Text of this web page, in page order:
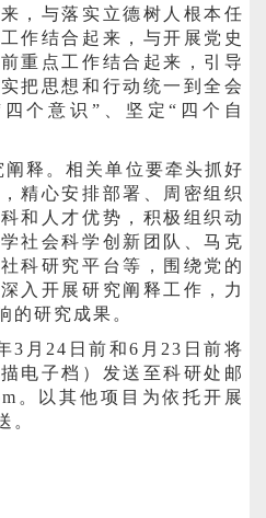
，与落实立德树人根本任
作结合起来，与开展党史
重点工作结合起来，引导
把思想和行动统一到全会
个意识”、坚定“四个自
阐释。相关单位要牵头抓好
精心安排部署、周密组织
和人才优势，积极组织动
社会科学创新团队、马克
科研究平台等，围绕党的
入开展研究阐释工作，力
的研究成果。
3月24日前和6月23日前将
电子档）发送至科研处邮
。以其他项目为依托开展
。